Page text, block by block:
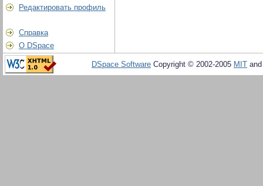
Редактировать профиль
Справка
О DSpace
DSpace Software Copyright © 2002-2005 MIT